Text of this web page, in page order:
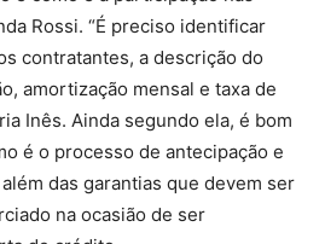
Rossi. “É preciso identificar
contratantes, a descrição do
amortização mensal e taxa de
Inês. Ainda segundo ela, é bom
é o processo de antecipação e
das garantias que devem ser
na ocasião de ser